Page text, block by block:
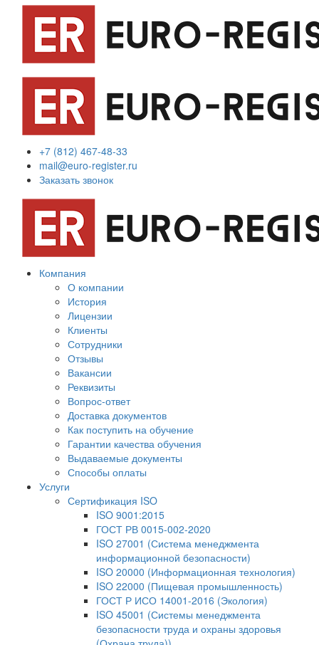
+7 (812) 467-48-33
mail@euro-register.ru
Заказать звонок
Компания
О компании
История
Лицензии
Клиенты
Сотрудники
Отзывы
Вакансии
Реквизиты
Вопрос-ответ
Доставка документов
Как поступить на обучение
Гарантии качества обучения
Выдаваемые документы
Способы оплаты
Услуги
Сертификация ISO
ISO 9001:2015
ГОСТ РВ 0015-002-2020
ISO 27001 (Система менеджмента
информационной безопасности)
ISO 20000 (Информационная технология)
ISO 22000 (Пищевая промышленность)
ГОСТ Р ИСО 14001-2016 (Экология)
ISO 45001 (Системы менеджмента
безопасности труда и охраны здоровья